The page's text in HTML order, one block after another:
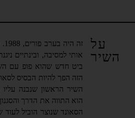
על
השיר
אותי למסיבה, ובינתיים
ביט חדש שהוא פופ עם
הזה הפך להיות הבסיס
השיר הראשון שנבנה
הוא התווה את הדרך
הסאונד שנוצר הוביל